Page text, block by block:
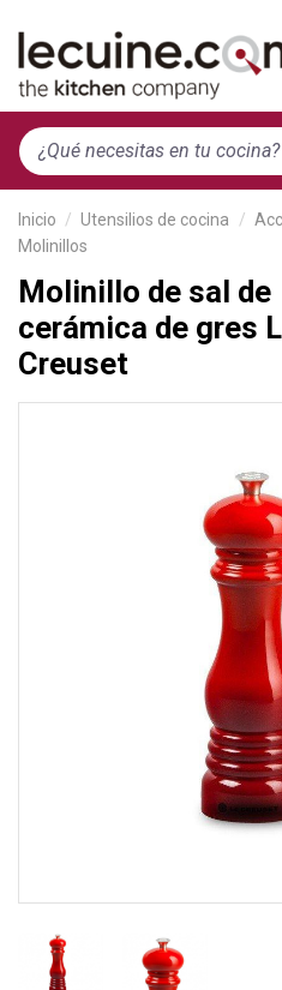
Inicio Utensilios de cocina
Molinillos
Molinillo de sal de
cerámica de gres
Creuset